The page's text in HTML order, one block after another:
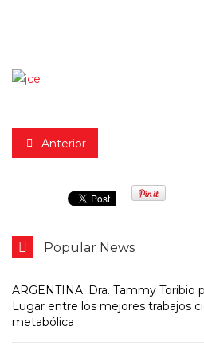
Anterior
Popular News
ARGENTINA: Dra. Tammy Toribio
Lugar entre los mejores trabajos
metabólica